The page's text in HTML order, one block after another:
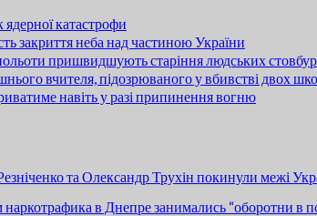
катастрофи
закриття неба над частиною України
пришвидшують старіння людських
вчителя, підозрюваного у вбивстві двох
навіть у разі припинення вогню
та Олександр Трухін покинули межі
в Днепре занимались “оборотни в